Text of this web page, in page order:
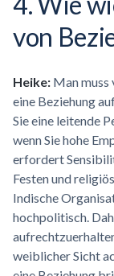
von
Heike: Man muss
eine Beziehung
Sie eine leitende
wenn Sie hohe
erfordert
Festen und
Indische
hochpolitisch.
weiblicher Sicht